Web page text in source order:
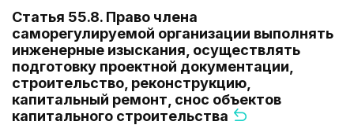
Статья 55.8. Право члена
саморегулируемой организации выполнять
инженерные изыскания, осуществлять
подготовку проектной документации,
строительство, реконструкцию,
капитальный ремонт, снос объектов
капитального строительства